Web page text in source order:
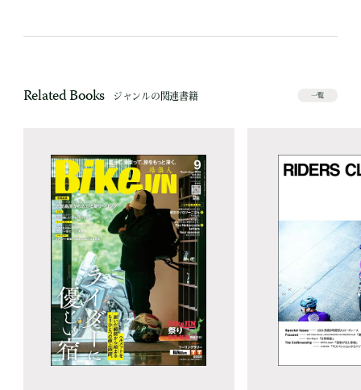
Related Books ジャンルの関連書籍 一覧